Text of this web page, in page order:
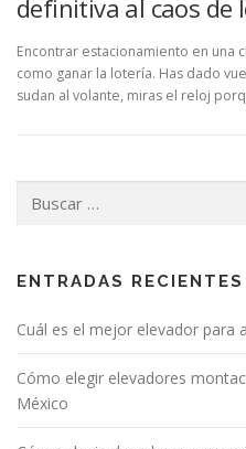
definitiva al caos de
Encontrar estacionamiento en una
como ganar la lotería. Has dado
sudan al volante, miras el reloj
ENTRADAS RECIENTES
Cuál es el mejor elevador para
Cómo elegir elevadores
México